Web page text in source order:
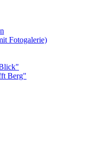
Fotogalerie)
Berg"